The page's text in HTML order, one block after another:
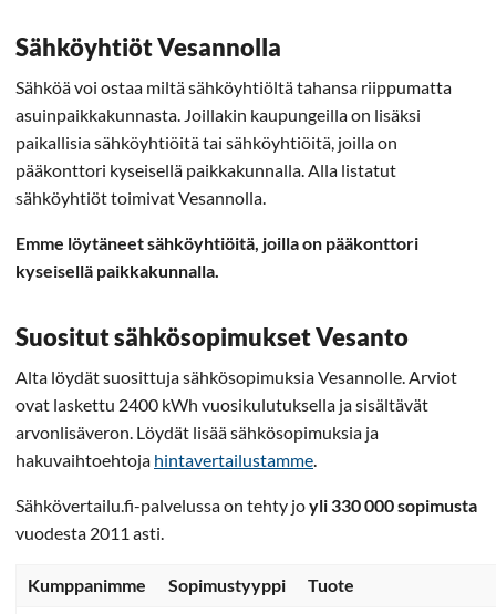
Sähköyhtiöt Vesannolla
Sähköä voi ostaa miltä sähköyhtiöltä tahansa riippumatta
asuinpaikkakunnasta. Joillakin kaupungeilla on lisäksi
paikallisia sähköyhtiöitä tai sähköyhtiöitä, joilla on
pääkonttori kyseisellä paikkakunnalla. Alla listatut
sähköyhtiöt toimivat Vesannolla.
Emme löytäneet sähköyhtiöitä, joilla on pääkonttori
kyseisellä paikkakunnalla.
Suositut sähkösopimukset Vesanto
Alta löydät suosittuja sähkösopimuksia Vesannolle. Arviot
ovat laskettu 2400 kWh vuosikulutuksella ja sisältävät
arvonlisäveron. Löydät lisää sähkösopimuksia ja
hakuvaihtoehtoja hintavertailustamme
Sähkövertailu.fi-palvelussa on tehty joyli 330 000 sopimusta
vuodesta 2011 asti.
Kumppanimme Sopimustyyppi Tuote